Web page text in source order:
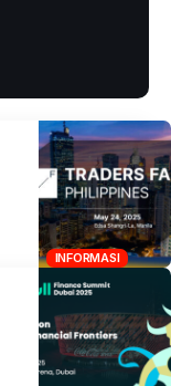
INFORMASI